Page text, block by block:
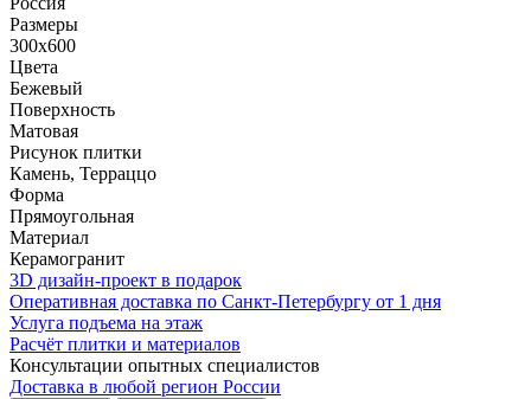
Размеры
300x600
Цвета
Бежевый
Поверхность
Матовая
Рисунок плитки
Камень, Терраццо
Форма
Прямоугольная
Материал
Керамогранит
3D дизайн-проект в подарок
Оперативная доставка по Санкт-Петербургу от 1 дня
Услуга подъема на этаж
Расчёт плитки и материалов
Консультации опытных специалистов
Доставка в любой регион России